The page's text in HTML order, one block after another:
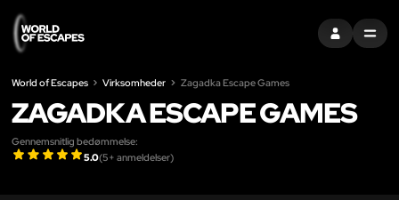
LOG INDMENU
World of Escapes Virksomheder Zagadka Escape Games
ZAGADKA ESCAPE GAMES
Gennemsnitlig bedømmelse:
5.0(5+ anmeldelser)